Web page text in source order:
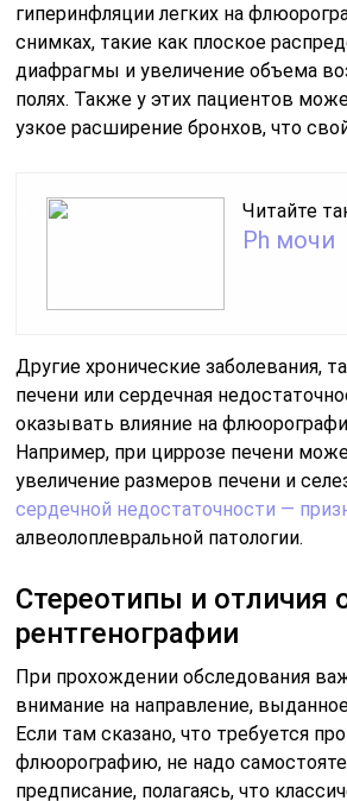
гиперинфляции легких на
снимках, такие как плоское
диафрагмы и увеличение объема
полях. Также у этих пациентов
узкое расширение бронхов, что
Читайте
Ph мочи
Другие хронические заболевания,
печени или сердечная
оказывать влияние на
Например, при циррозе печени
увеличение размеров печени и
сердечной недостаточности —
алвеолоплевральной патологии.
Стереотипы и отличия
рентгенографии
При прохождении обследования
внимание на направление,
Если там сказано, что требуется
флюорографию, не надо
предписание, полагаясь, что